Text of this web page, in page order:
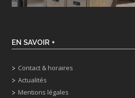
EN SAVOIR +
Contact & horaires
Actualités
Mentions légales